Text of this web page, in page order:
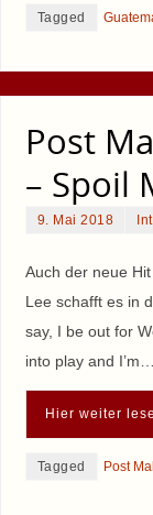
Tagged
Post
– Spoil
9. Mai 2018
Auch der neue
Lee schafft es in
say, I be out for
into play and I’m…
Hier weiter
Tagged Post